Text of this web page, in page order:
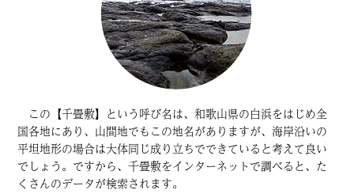
この【千畳敷】という呼び名は、和歌山県の白浜をはじめ全
国各地にあり、山間地でもこの地名がありますが、海岸沿いの
平坦地形の場合は大体同じ成り立ちでできていると考えて良い
でしょう。ですから、千畳敷をインターネットで調べると、た
くさんのデータが検索されます。